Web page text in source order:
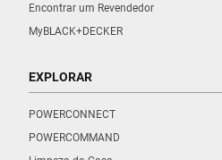
Encontrar um Revendedor
MyBLACK+DECKER
EXPLORAR
POWERCONNECT
POWERCOMMAND